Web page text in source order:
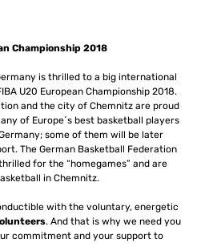
Championship 2018
is thrilled to a big international
U20 European Championship 2018.
and the city of Chemnitz are proud
of Europe´s best basketball players
some of them will be later
The German Basketball Federation
for the “homegames” and are
in Chemnitz.
with the voluntary, energetic
. And that is why we need you
commitment and your support to